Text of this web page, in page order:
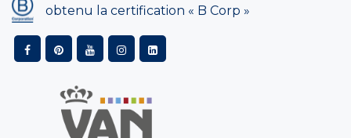
obtenu la certification « B Corp »